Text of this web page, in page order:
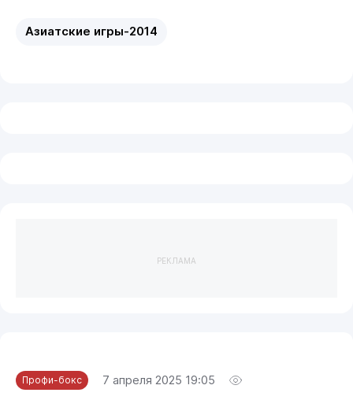
Азиатские игры-2014
РЕКЛАМА
Профи-бокс 7 апреля 2025 19:05